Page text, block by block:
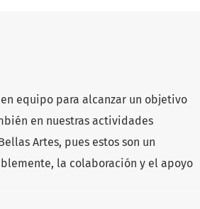
equipo para alcanzar un objetivo
en nuestras actividades
Artes, pues estos son un
la colaboración y el apoyo